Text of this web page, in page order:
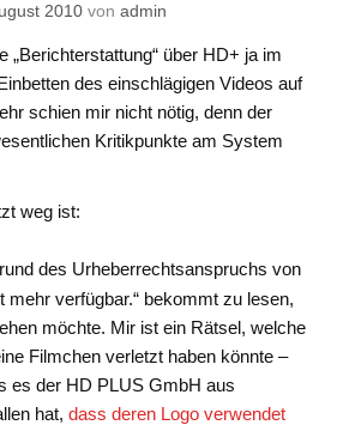
2010von admin
„Berichterstattung“ über HD+ ja im
des einschlägigen Videos auf
schien mir nicht nötig, denn der
Kritikpunkte am System
weg ist:
des Urheberrechtsanspruchs von
verfügbar.“ bekommt zu lesen,
möchte. Mir ist ein Rätsel, welche
Filmchen verletzt haben könnte –
es der HD PLUS GmbH aus
hat, dass deren Logo verwendet